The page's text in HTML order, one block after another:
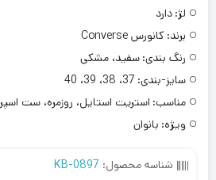
لژ: دارد
برند: کانورس Converse
رنگ بندی: سفید، مشکی
سایز-بندی: 37، 38، 39، 40
مناسب: استریت استایل، روزمره، ست
ویژه: بانوان
شناسه محصول: KB-0897